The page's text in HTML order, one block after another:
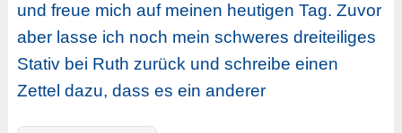
und freue mich auf meinen heutigen Tag. Zuvor
aber lasse ich noch mein schweres dreiteiliges
Stativ bei Ruth zurück und schreibe einen
Zettel dazu, dass es ein anderer